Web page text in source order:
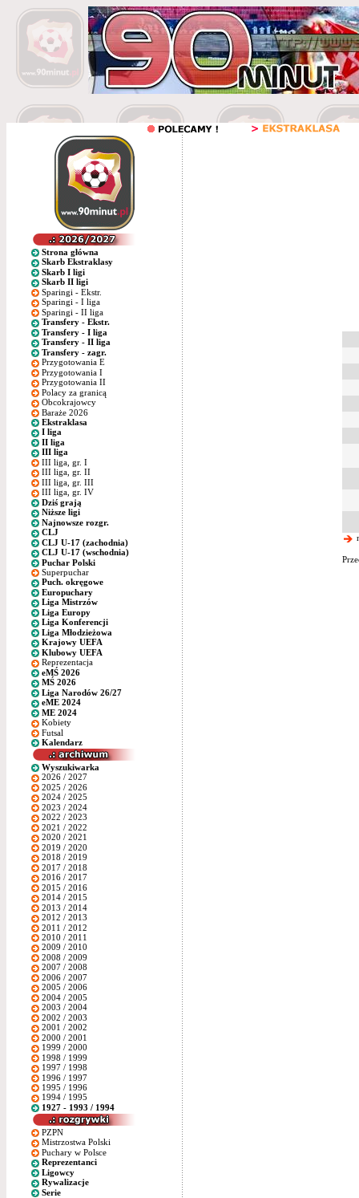
Strona główna
Skarb Ekstraklasy
Skarb I ligi
Skarb II ligi
Sparingi - Ekstr.
Sparingi - I liga
Sparingi - II liga
Transfery - Ekstr.
Transfery - I liga
Transfery - II liga
Transfery - zagr.
Przygotowania E
Przygotowania I
Przygotowania II
Polacy za granicą
Obcokrajowcy
Baraże 2026
Ekstraklasa
I liga
II liga
III liga
III liga, gr. I
III liga, gr. II
III liga, gr. III
III liga, gr. IV
Dziś grają
Niższe ligi
Najnowsze rozgr.
CLJ
CLJ U-17 (zachodnia)
CLJ U-17 (wschodnia)
Puchar Polski
Superpuchar
Puch. okręgowe
Europuchary
Liga Mistrzów
Liga Europy
Liga Konferencji
Liga Młodzieżowa
Krajowy UEFA
Klubowy UEFA
Reprezentacja
eMŚ 2026
MŚ 2026
Liga Narodów 26/27
eME 2024
ME 2024
Kobiety
Futsal
Kalendarz
Wyszukiwarka
2026 / 2027
2025 / 2026
2024 / 2025
2023 / 2024
2022 / 2023
2021 / 2022
2020 / 2021
2019 / 2020
2018 / 2019
2017 / 2018
2016 / 2017
2015 / 2016
2014 / 2015
2013 / 2014
2012 / 2013
2011 / 2012
2010 / 2011
2009 / 2010
2008 / 2009
2007 / 2008
2006 / 2007
2005 / 2006
2004 / 2005
2003 / 2004
2002 / 2003
2001 / 2002
2000 / 2001
1999 / 2000
1998 / 1999
1997 / 1998
1996 / 1997
1995 / 1996
1994 / 1995
1927 - 1993 / 1994
PZPN
Mistrzostwa Polski
Puchary w Polsce
Reprezentanci
Ligowcy
Rywalizacje
Serie